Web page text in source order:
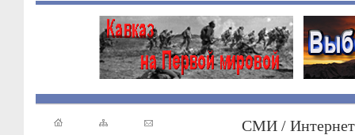
СМИ / Интернет